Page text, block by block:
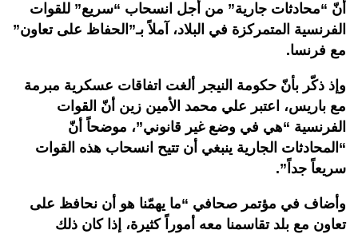
أنّ “محادثات جارية” من أجل انسحاب “سريع” للقوات
الفرنسية المتمركزة في البلاد، آملاً بـ”الحفاظ على تعاون”
مع فرنسا.
وإذ ذكّر بأنّ حكومة النيجر ألغت اتفاقات عسكرية مبرمة
مع باريس، اعتبر علي محمد الأمين زين أنّ القوات
الفرنسية “هي في وضع غير قانوني”، موضحاً أنّ
“المحادثات الجارية ينبغي أن تتيح انسحاب هذه القوات
سريعاً جداً”.
وأضاف في مؤتمر صحافي “ما يهمّنا هو أن نحافظ على
تعاون مع بلد تقاسمنا معه أموراً كثيرة، إذا كان ذلك